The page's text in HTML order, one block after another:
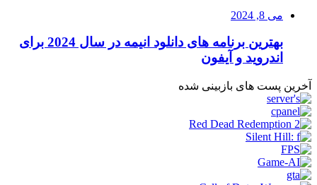
می 8, 2024
بهترین برنامه های دانلود انیمه در سال 2024 برای
اندروید و آیفون
آخرین پست های بازبینی شده